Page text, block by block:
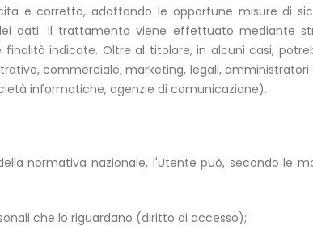
e corretta, adottando le opportune misure di
dati. Il trattamento viene effettuato mediante
indicate. Oltre al titolare, in alcuni casi,
commerciale, marketing, legali,
informatiche, agenzie di comunicazione).
normativa nazionale, l'Utente può, secondo le
che lo riguardano (diritto di accesso);